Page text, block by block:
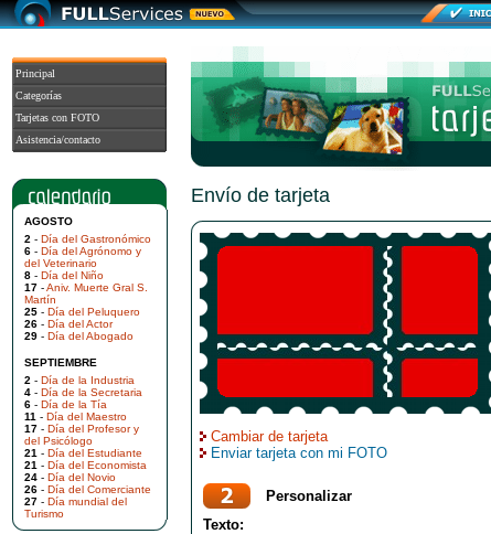
Principal
Categorías
Tarjetas con FOTO
Asistencia/contacto
AGOSTO
2 - Día del Gastronómico
6 - Día del Agrónomo y
del Veterinario
8 - Día del Niño
17 -Aniv. Muerte Gral S.
Martín
25 - Día del Peluquero
26 - Día del Actor
29 - Día del Abogado
SEPTIEMBRE
2 - Día de la Industria
4 - Día de la Secretaria
6 - Día de la Tía
11 - Día del Maestro
17 - Día del Profesor y
del Psicólogo
21 - Día del Estudiante
21 - Día del Economista
24 - Día del Novio
26 - Día del Comerciante
27 - Día mundial del
Turismo
Envío de tarjeta
Cambiar de tarjeta
Enviar tarjeta con mi FOTO
Personalizar
Texto: